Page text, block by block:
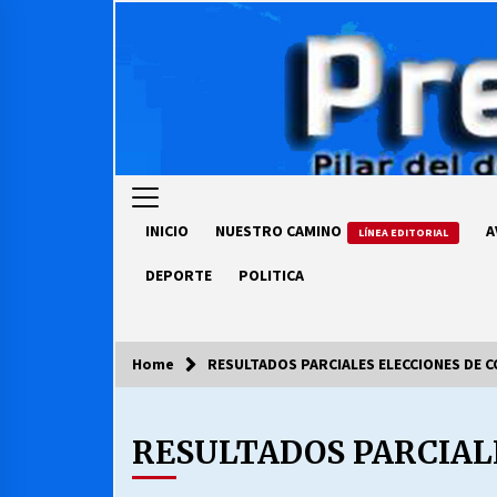
INICIO NUESTRO CAMINO LÍNEA EDITORIAL
DEPORTE POLITICA
COLUMNISTA
Ya se ordenaron las cuentas de
luz… ¿Y cuándo van a bajar?
Home RESULTADOS PARCIALES ELECCIONES DE
RESULTADOS